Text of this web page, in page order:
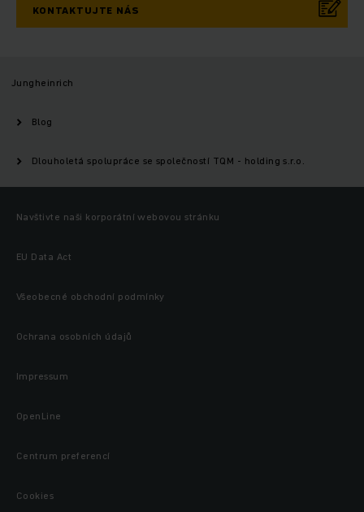
KONTAKTUJTE NÁS
Jungheinrich
Blog
Dlouholetá spolupráce se společností TQM - holding s.r.o.
Navštivte naši korporátní webovou stránku
EU Data Act
Všeobecné obchodní podmínky
Ochrana osobních údajů
Impressum
OpenLine
Centrum preferencí
Cookies